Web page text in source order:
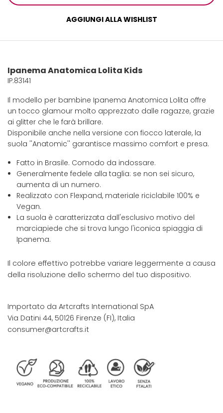
AGGIUNGI ALLA WISHLIST
Ipanema Anatomica Lolita Kids
IP.83141
Il modello per bambine Ipanema Anatomica Lolita offre
un tocco glamour molto apprezzato dalle ragazze, grazie
ai glitter che le farà brillare.
Disponibile anche nella versione con fiocco laterale, la
suola ''Anatomic'' garantisce massimo comfort e presa.
Fatto in Brasile. Comodo da indossare.
Generalmente fedele alla taglia: se non sei sicuro,
aumenta di un numero.
Realizzato con Flexpand, materiale riciclabile 100% e
Vegan.
La suola è caratterizzata dall'esclusivo motivo del
marciapiede che si trova lungo l'iconica spiaggia di
Ipanema.
Il colore effettivo potrebbe variare leggermente a causa
della risoluzione dello schermo del tuo dispositivo.
Importato da Artcrafts International SpA
Via Datini 44, 50126 Firenze (FI), Italia
consumer@artcrafts.it